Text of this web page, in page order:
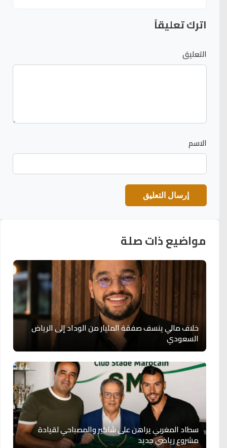
اترك تعليقاً
التعليق
الاسم
مواضيع ذات صلة
خلاف مالي ينسف صفقة المليار من الوداد إلى الرياض
السعودي
سطاد المغربي يراهن على شاكير والمصباحي لقيادة
مشروع رياضي جديد